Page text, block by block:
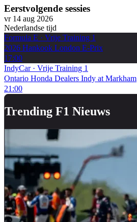
Eerstvolgende sessies
vr 14 aug 2026
Nederlandse tijd
Formula E · Vrije Training 1
2026 Hankook London E-Prix
17:00
IndyCar· Vrije Training 1
Ontario Honda Dealers Indy at Markham
21:00
Trending F1 Nieuws